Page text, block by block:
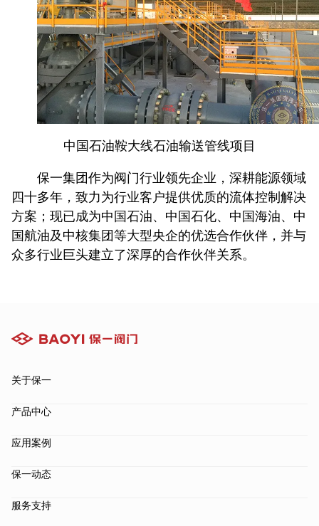
中国石油鞍大线石油输送管线项目
保一集团作为阀门行业领先企业，深耕能源领域
四十多年，致力为行业客户提供优质的流体控制解决
方案；现已成为中国石油、中国石化、中国海油、中
国航油及中核集团等大型央企的优选合作伙伴，并与
众多行业巨头建立了深厚的合作伙伴关系。
关于保一
产品中心
应用案例
保一动态
服务支持